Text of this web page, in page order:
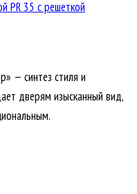
PR 35 с решеткой
— синтез стиля и
дверям изысканный вид,